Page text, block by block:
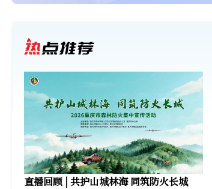
直播回顾 | 共护山城林海 同筑防火长城